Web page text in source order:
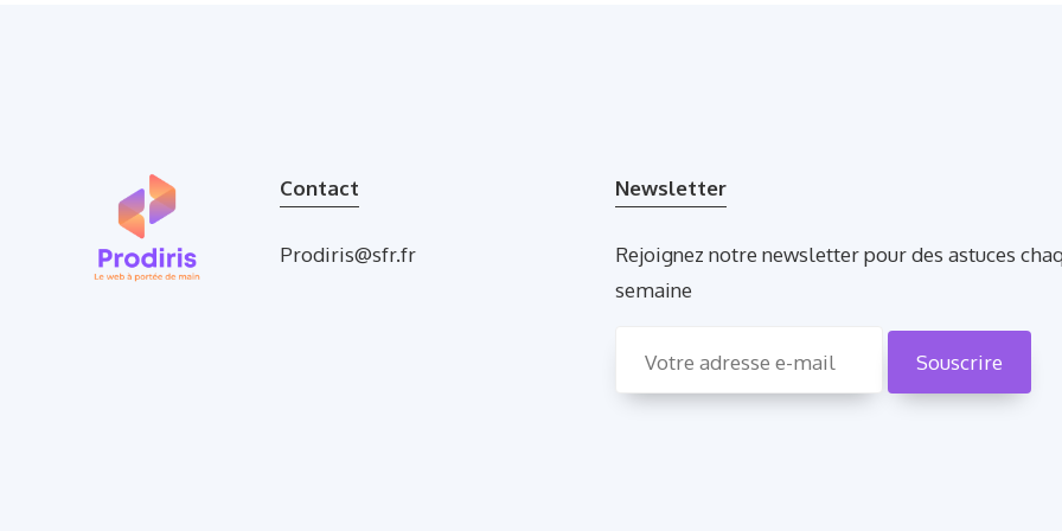
Contact
Prodiris@sfr.fr
Newsletter
Rejoignez notre newsletter pour des astuces
semaine